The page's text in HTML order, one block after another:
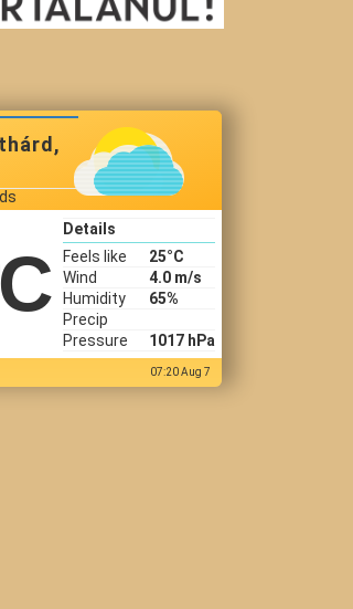
Details
Feels like
25°C
Wind
4.0 m/s
Humidity
65%
Precip
Pressure
1017 hPa
07:20 Aug 7